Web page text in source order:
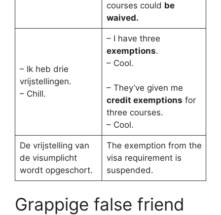
courses could be
waived.
– Ik heb drie
vrijstellingen.
– Chill.
– I have three
exemptions.
– Cool.
– They’ve given me
credit exemptions for
three courses.
– Cool.
De vrijstelling van
de visumplicht
wordt opgeschort.
The exemption from the
visa requirement is
suspended.
Grappige false friend